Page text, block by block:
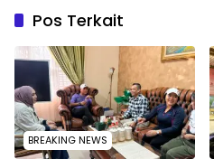
Pos Terkait
BREAKING NEWS